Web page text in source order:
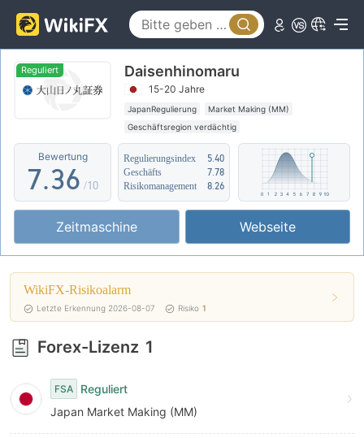
Reguliert Daisenhinomaru
15-20 Jahre
JapanRegulierung
Market Making (MM)
Geschäftsregion verdächtig
Mittleres potenzielles Risiko
Bewertung
2
3
4
6
7
8
9
.
0
2
3
4
5
6
7
8
9
1
2
3
5
6
7
8
9
/10
Regulierungsindex
5.40
Geschäfts
7.78
Risikomanagement
8.26
Zeitmaschine Webseite
WikiFX-Risikoalarm
Letzte Erkennung 2026-08-07 Risiko 1
Forex-Lizenz 1
FSA
Reguliert
Japan Market Making (MM)